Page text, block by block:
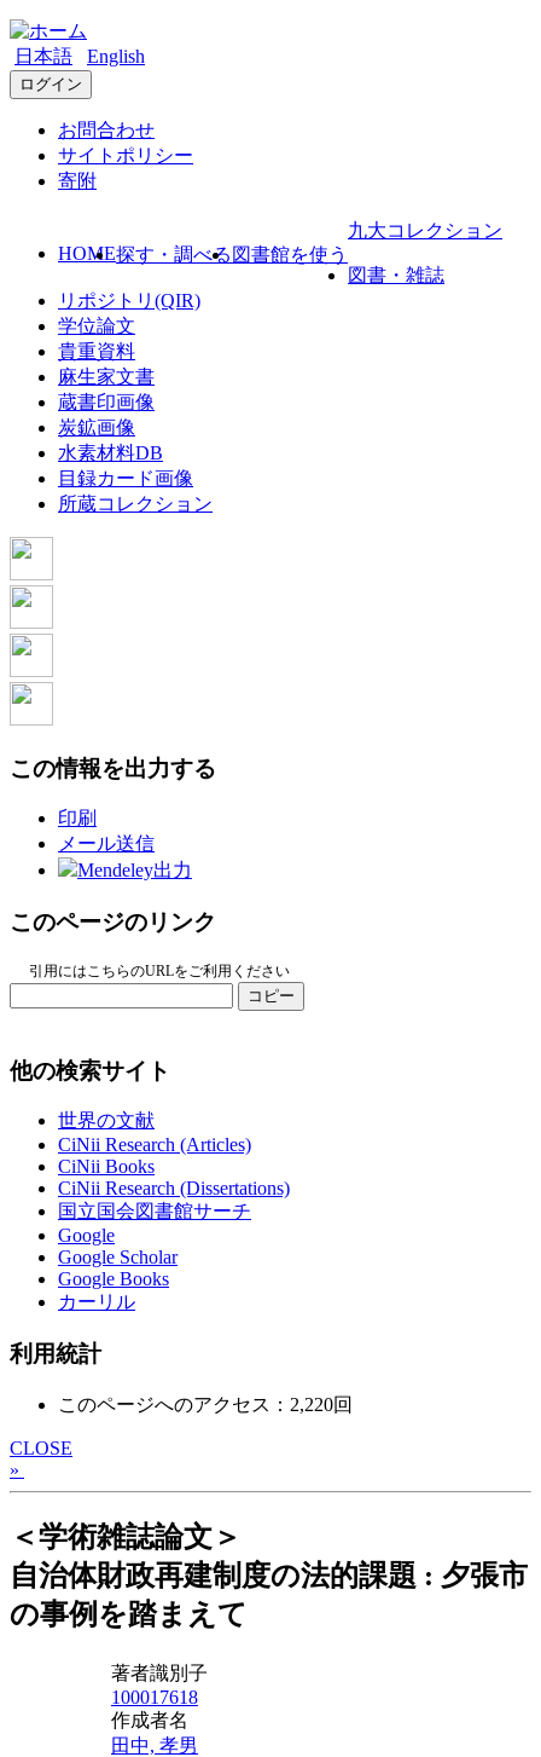
日本語 English
ログイン
お問合わせ
サイトポリシー
寄附
HOME探す・調べる 図書館を使う
九大コレクション
図書・雑誌
リポジトリ(QIR)
学位論文
貴重資料
麻生家文書
蔵書印画像
炭鉱画像
水素材料DB
目録カード画像
所蔵コレクション
この情報を出力する
印刷
メール送信
Mendeley出力
このページのリンク
引用にはこちらのURLをご利用ください
コピー
他の検索サイト
世界の文献
CiNii Research (Articles)
CiNii Books
CiNii Research (Dissertations)
国立国会図書館サーチ
Google
Google Scholar
Google Books
カーリル
利用統計
このページへのアクセス：2,220回
CLOSE
»
＜学術雑誌論文＞
自治体財政再建制度の法的課題 : 夕張市
の事例を踏まえて
著者識別子
100017618
作成者名
田中, 孝男